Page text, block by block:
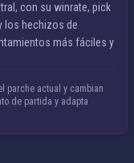
con su winrate, pick
los hechizos de
más fáciles y
parche actual y cambian
de partida y adapta